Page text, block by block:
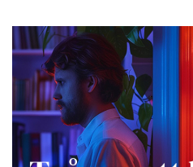
Rapport:
ex,
ett